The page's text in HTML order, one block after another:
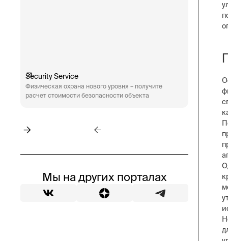
Security Service
Физическая охрана нового уровня – получите
расчет стоимости безопасности объекта
аудит
пожарная
Мы на других порталах